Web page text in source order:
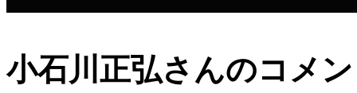
小石川正弘さんのコメ